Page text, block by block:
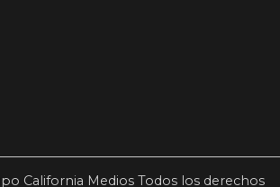
California Medios Todos los derechos